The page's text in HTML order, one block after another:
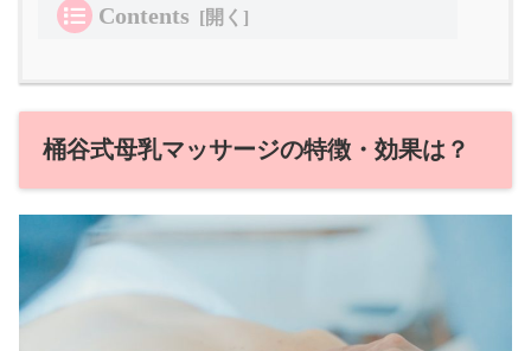
Contents
桶谷式母乳マッサージの特徴・効果は？